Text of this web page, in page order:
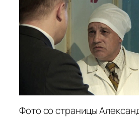
Фото со страницы